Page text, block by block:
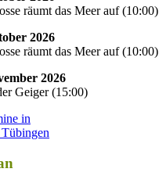
räumt das Meer auf(10:00)
2026
räumt das Meer auf(10:00)
2026
Geiger(15:00)
in